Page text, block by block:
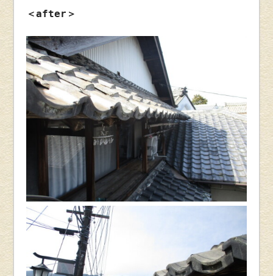
＜after＞